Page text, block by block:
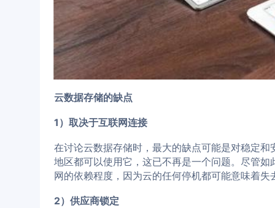
云数据存储的缺点
1）取决于互联网连接
在讨论云数据存储时，最大的缺点可能是对稳定
地区都可以使用它，这已不再是一个问题。尽管
网的依赖程度，因为云的任何停机都可能意味着失
2）供应商锁定